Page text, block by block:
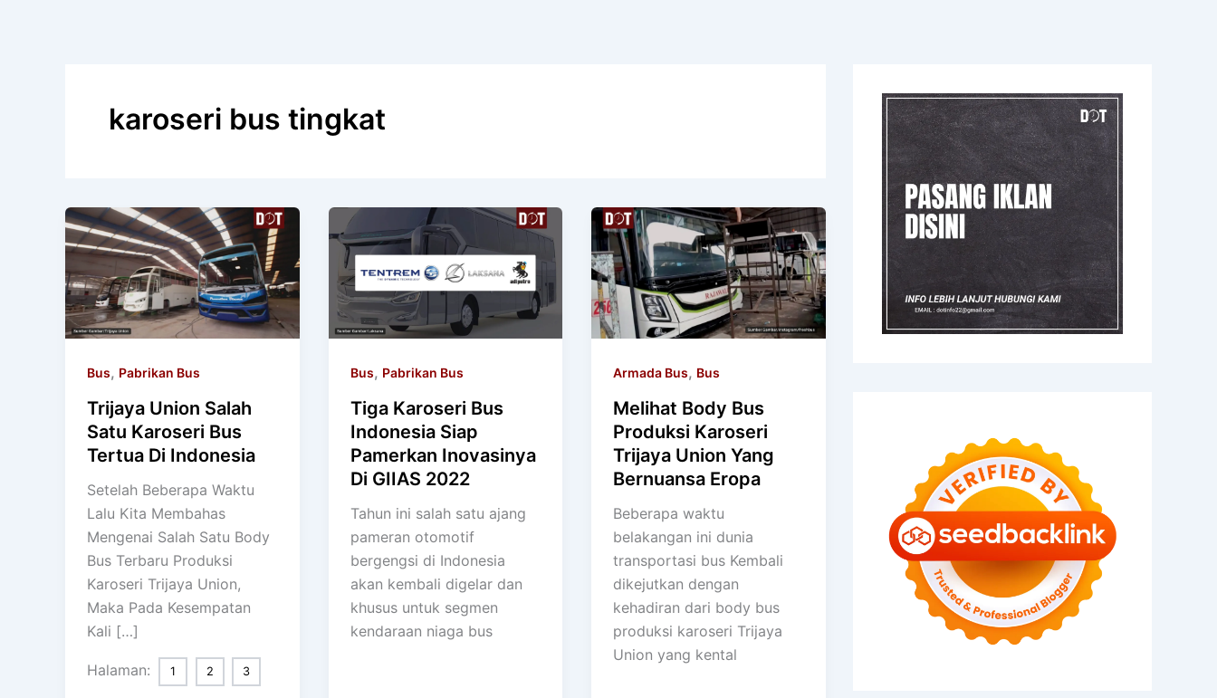
karoseri bus tingkat
Bus, Pabrikan Bus
Trijaya Union Salah
Satu Karoseri Bus
Tertua Di Indonesia
Setelah Beberapa Waktu
Lalu Kita Membahas
Mengenai Salah Satu Body
Bus Terbaru Produksi
Karoseri Trijaya Union,
Maka Pada Kesempatan
Kali […]
Halaman: 1 2 3
Bus, Pabrikan Bus
Tiga Karoseri Bus
Indonesia Siap
Pamerkan Inovasinya
Di GIIAS 2022
Tahun ini salah satu ajang
pameran otomotif
bergengsi di Indonesia
akan kembali digelar dan
khusus untuk segmen
kendaraan niaga bus
Armada Bus, Bus
Melihat Body Bus
Produksi Karoseri
Trijaya Union Yang
Bernuansa Eropa
Beberapa waktu
belakangan ini dunia
transportasi bus Kembali
dikejutkan dengan
kehadiran dari body bus
produksi karoseri Trijaya
Union yang kental